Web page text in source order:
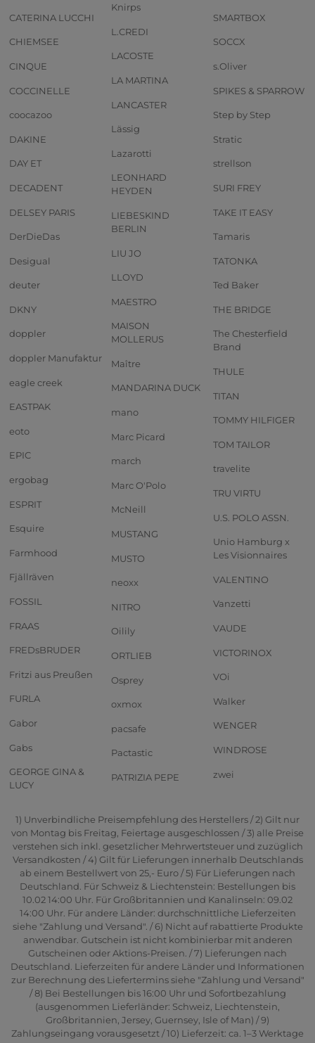
CATERINA LUCCHI
CHIEMSEE
CINQUE
COCCINELLE
coocazoo
DAKINE
DAY ET
DECADENT
DELSEY PARIS
DerDieDas
Desigual
deuter
DKNY
doppler
doppler Manufaktur
eagle creek
EASTPAK
eoto
EPIC
ergobag
ESPRIT
Esquire
Farmhood
Fjällräven
FOSSIL
FRAAS
FREDsBRUDER
Fritzi aus Preußen
FURLA
Gabor
Gabs
GEORGE GINA &
LUCY
Knirps
L.CREDI
LACOSTE
LA MARTINA
LANCASTER
Lässig
Lazarotti
LEONHARD
HEYDEN
LIEBESKIND
BERLIN
LIU JO
LLOYD
MAESTRO
MAISON
MOLLERUS
Maître
MANDARINA DUCK
mano
Marc Picard
march
Marc O'Polo
McNeill
MUSTANG
MUSTO
neoxx
NITRO
Oilily
ORTLIEB
Osprey
oxmox
pacsafe
Pactastic
PATRIZIA PEPE
SMARTBOX
SOCCX
s.Oliver
SPIKES & SPARROW
Step by Step
Stratic
strellson
SURI FREY
TAKE IT EASY
Tamaris
TATONKA
Ted Baker
THE BRIDGE
The Chesterfield
Brand
THULE
TITAN
TOMMY HILFIGER
TOM TAILOR
travelite
TRU VIRTU
U.S. POLO ASSN.
Unio Hamburg x
Les Visionnaires
VALENTINO
Vanzetti
VAUDE
VICTORINOX
VOi
Walker
WENGER
WINDROSE
zwei
1) Unverbindliche Preisempfehlung des Herstellers / 2) Gilt nur
von Montag bis Freitag, Feiertage ausgeschlossen / 3) alle Preise
verstehen sich inkl. gesetzlicher Mehrwertsteuer und zuzüglich
Versandkosten / 4) Gilt für Lieferungen innerhalb Deutschlands
ab einem Bestellwert von 25,- Euro / 5) Für Lieferungen nach
Deutschland. Für Schweiz & Liechtenstein: Bestellungen bis
10.02 14:00 Uhr. Für Großbritannien und Kanalinseln: 09.02
14:00 Uhr. Für andere Länder: durchschnittliche Lieferzeiten
siehe "Zahlung und Versand". / 6) Nicht auf rabattierte Produkte
anwendbar. Gutschein ist nicht kombinierbar mit anderen
Gutscheinen oder Aktions-Preisen. / 7) Lieferungen nach
Deutschland. Lieferzeiten für andere Länder und Informationen
zur Berechnung des Liefertermins siehe "Zahlung und Versand"
/ 8) Bei Bestellungen bis 16:00 Uhr und Sofortbezahlung
(ausgenommen Lieferländer: Schweiz, Liechtenstein,
Großbritannien, Jersey, Guernsey, Isle of Man) / 9)
Zahlungseingang vorausgesetzt / 10) Lieferzeit: ca. 1–3 Werktage